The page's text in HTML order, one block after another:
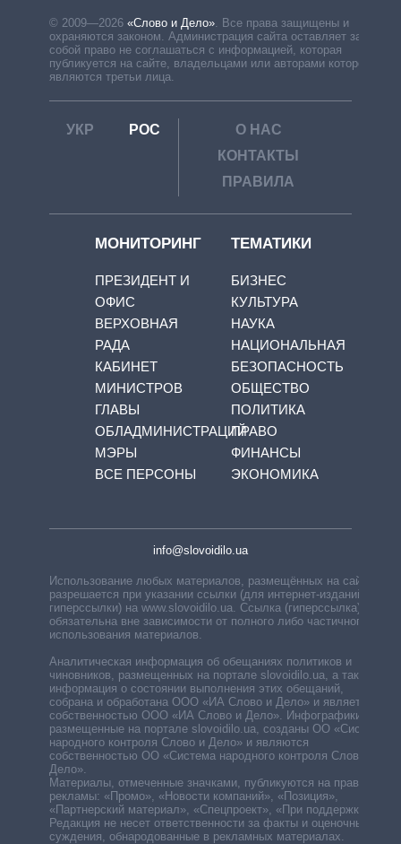
© 2009—2026 «Слово и Дело» Все права защищены и
охраняются законом. Администрация сайта оставляет за
собой право не соглашаться с информацией, которая
публикуется на сайте, владельцами или авторами которой
являются третьи лица.
УКР РОС
О НАС
КОНТАКТЫ
ПРАВИЛА
МОНИТОРИНГ
ПРЕЗИДЕНТ И
ОФИС
ВЕРХОВНАЯ
РАДА
КАБИНЕТ
МИНИСТРОВ
ГЛАВЫ
ОБЛАДМИНИСТРАЦИЙ
МЭРЫ
ВСЕ ПЕРСОНЫ
ТЕМАТИКИ
БИЗНЕС
КУЛЬТУРА
НАУКА
НАЦИОНАЛЬНАЯ
БЕЗОПАСНОСТЬ
ОБЩЕСТВО
ПОЛИТИКА
ПРАВО
ФИНАНСЫ
ЭКОНОМИКА
info@slovoidilo.ua
Использование любых материалов, размещённых на сайте,
разрешается при указании ссылки (для интернет-изданий —
гиперссылки) на www.slovoidilo.ua. Ссылка (гиперссылка)
обязательна вне зависимости от полного либо частичного
использования материалов.
Аналитическая информация об обещаниях политиков и
чиновников, размещенных на портале slovoidilo.ua, а также
информация о состоянии выполнения этих обещаний,
собрана и обработана ООО «ИА Слово и Дело» и является
собственностью ООО «ИА Слово и Дело». Инфографики,
размещенные на портале slovoidilo.ua, созданы ОО «Система
народного контроля Слово и Дело» и являются
собственностью ОО «Система народного контроля Слово и
Дело».
Материалы, отмеченные значками, публикуются на правах
рекламы: «Промо», «Новости компаний», «Позиция»,
«Партнерский материал», «Спецпроект», «При поддержке».
Редакция не несет ответственности за факты и оценочные
суждения, обнародованные в рекламных материалах.